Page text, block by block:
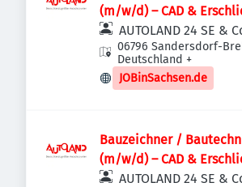
(m/w/d) – CAD &
AUTOLAND 24 SE &
06796 Sandersdorf-
Deutschland +
JOBinSachsen.de
Bauzeichner /
(m/w/d) – CAD &
AUTOLAND 24 SE &